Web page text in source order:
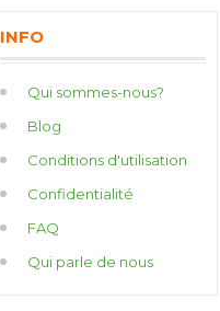
INFO
Qui sommes-nous?
Blog
Conditions d'utilisation
Confidentialité
FAQ
Qui parle de nous